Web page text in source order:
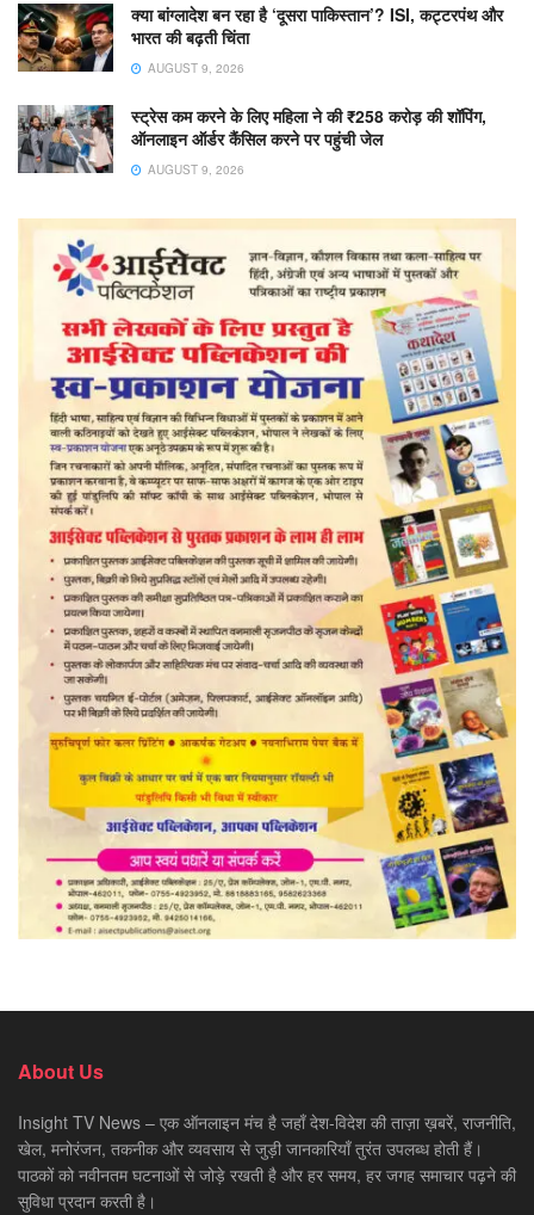
क्या बांग्लादेश बन रहा है ‘दूसरा पाकिस्तान’? ISI, कट्टरपंथ और
भारत की बढ़ती चिंता
AUGUST 9, 2026
स्ट्रेस कम करने के लिए महिला ने की ₹258 करोड़ की शॉपिंग,
ऑनलाइन ऑर्डर कैंसिल करने पर पहुंची जेल
AUGUST 9, 2026
About Us
Insight TV News – एक ऑनलाइन मंच है जहाँ देश-विदेश की ताज़ा ख़बरें, राजनीति,
खेल, मनोरंजन, तकनीक और व्यवसाय से जुड़ी जानकारियाँ तुरंत उपलब्ध होती हैं।
पाठकों को नवीनतम घटनाओं से जोड़े रखती है और हर समय, हर जगह समाचार पढ़ने की
सुविधा प्रदान करती है।